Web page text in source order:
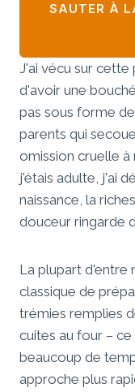
SAUTER À
J'ai vécu sur cette
d'avoir une
pas sous forme
parents qui
omission cruelle
j'étais adulte, j'ai
naissance, la
douceur ringarde
La plupart d'entre
classique de
trémies remplies
cuites au four –
beaucoup de
approche plus